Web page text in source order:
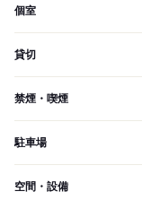
個室
貸切
禁煙・喫煙
駐車場
空間・設備